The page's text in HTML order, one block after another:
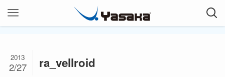
ra_vellroid
2013
2/27